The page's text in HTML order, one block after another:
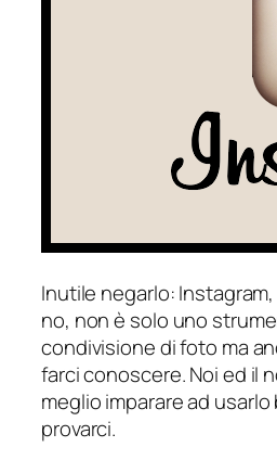
Inutile negarlo:
no, non è solo uno
condivisione di foto ma
farci conoscere. Noi ed il
meglio imparare ad usarlo
provarci.